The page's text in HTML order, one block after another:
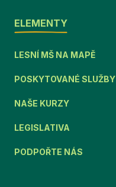
ELEMENTY
LESNÍ MŠ NA MAPĚ
POSKYTOVANÉ SLUŽBY
NAŠE KURZY
LEGISLATIVA
PODPOŘTE NÁS